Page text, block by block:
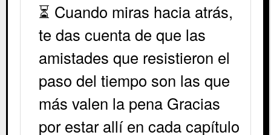
⏳ Cuando miras hacia atrás,
te das cuenta de que las
amistades que resistieron el
paso del tiempo son las que
más valen la pena Gracias
por estar allí en cada capítulo